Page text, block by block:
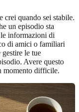
crei quando sei stabile.
un episodio sta
informazioni di
di amici o familiari
le tue
Avere questo
momento difficile.